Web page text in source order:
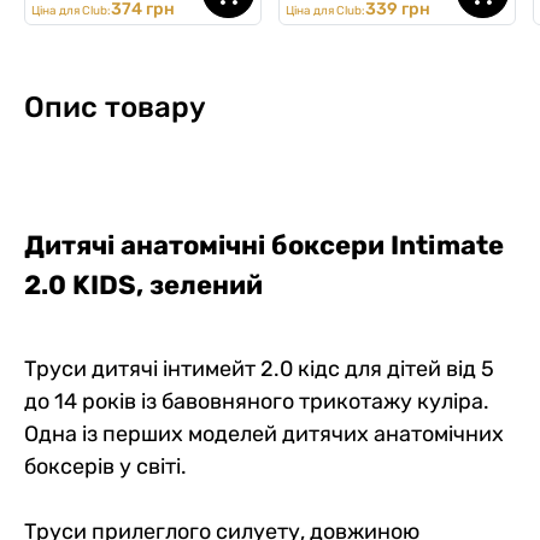
Ціна для Club:374 грн Ціна для Club:339 грн
Опис товару
Дитячі анатомічні боксери Intimate
2.0 KIDS, зелений
Труси дитячі інтимейт 2.0 кідс для дітей від 5
до 14 років із бавовняного трикотажу куліра.
Одна із перших моделей дитячих анатомічних
боксерів у світі.
Труси прилеглого силуету, довжиною